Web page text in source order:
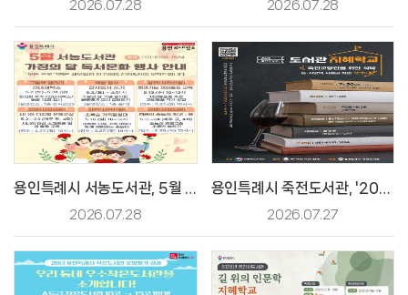
2026.07.28 2026.07.28
2026.07.28 2026.07.27